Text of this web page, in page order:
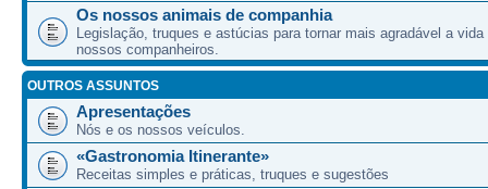
Os nossos animais de companhia
Legislação, truques e astúcias para tornar mais agradável a vida
nossos companheiros.
OUTROS ASSUNTOS
Apresentações
Nós e os nossos veículos.
«Gastronomia Itinerante»
Receitas simples e práticas, truques e sugestões